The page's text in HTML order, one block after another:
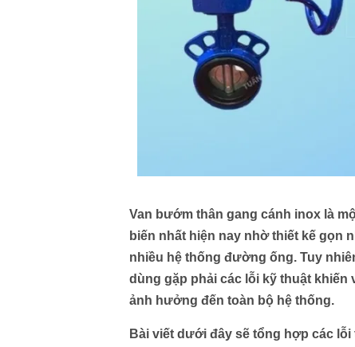
Van bướm thân gang cánh inox là
biến nhất hiện nay nhờ thiết kế gọn
nhiều hệ thống đường ống. Tuy
dùng gặp phải các lỗi kỹ thuật khiến
ảnh hưởng đến toàn bộ hệ thống.
Bài viết dưới đây sẽ tổng hợp các lỗi